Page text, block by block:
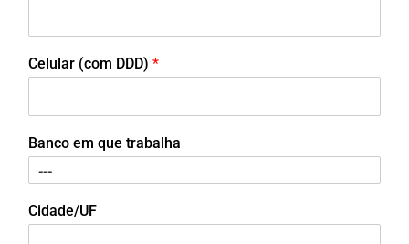
Celular (com DDD) *
Banco em que trabalha
Cidade/UF